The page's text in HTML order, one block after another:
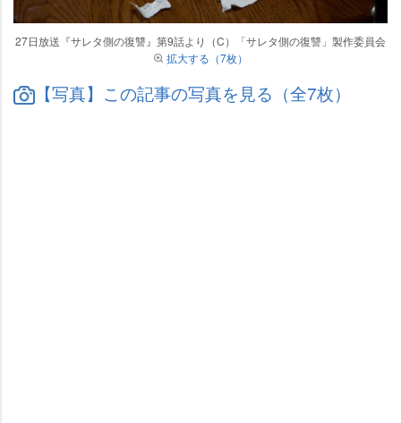
27日放送『サレタ側の復讐』第9話より（C）「サレタ側の復讐」製作委員会
拡大する（7枚）
【写真】この記事の写真を見る（全7枚）